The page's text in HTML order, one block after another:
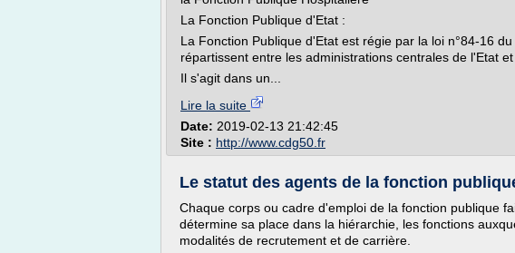
La Fonction Publique d'Etat :
La Fonction Publique d'Etat est régie par la loi n°84-16
répartissent entre les administrations centrales de l'Etat
Il s'agit dans un...
Lire la suite
Date: 2019-02-13 21:42:45
Site : http://www.cdg50.fr
Le statut des agents de la fonction
Chaque corps ou cadre d'emploi de la fonction publique
détermine sa place dans la hiérarchie, les fonctions
modalités de recrutement et de carrière.